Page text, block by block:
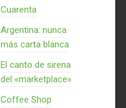
Cuarenta
Argentina: nunca
más carta blanca
El canto de sirena
del «marketplace»
Coffee Shop